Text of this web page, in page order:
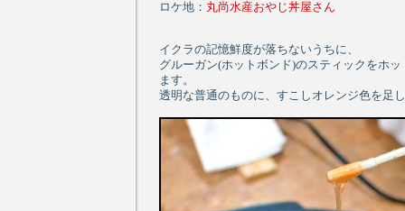
ロケ地： 丸尚水産おやじ丼屋さん
イクラの記憶鮮度が落ちないうちに、
グルーガン(ホットボンド)のスティックをホ
ます。
透明な普通のものに、すこしオレンジ色を足